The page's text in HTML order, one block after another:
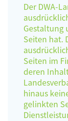
Der DWA-
Gestaltung
Seiten hat.
Seiten im
deren
hinaus
gelinkten